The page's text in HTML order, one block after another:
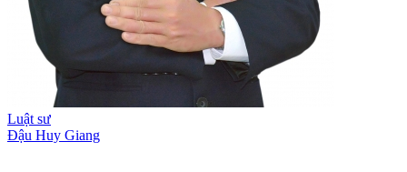
Luật sư
Đậu Huy Giang